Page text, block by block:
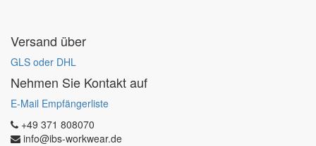
Versand über
GLS oder DHL
Nehmen Sie Kontakt auf
E-Mail Empfängerliste
+49 371 808070
info@ibs-workwear.de